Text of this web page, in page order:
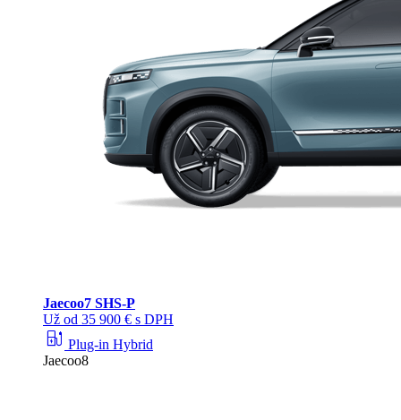
Jaecoo7 SHS-P
Už od 35 900 € s DPH
ev_station Plug-in Hybrid
Jaecoo8